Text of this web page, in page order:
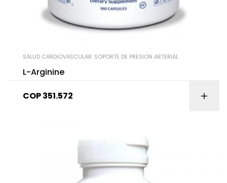
SALUD CARDIOVASCULAR: SOPORTE DE PRESION ARTERIAL
L-Arginine
COP351.572